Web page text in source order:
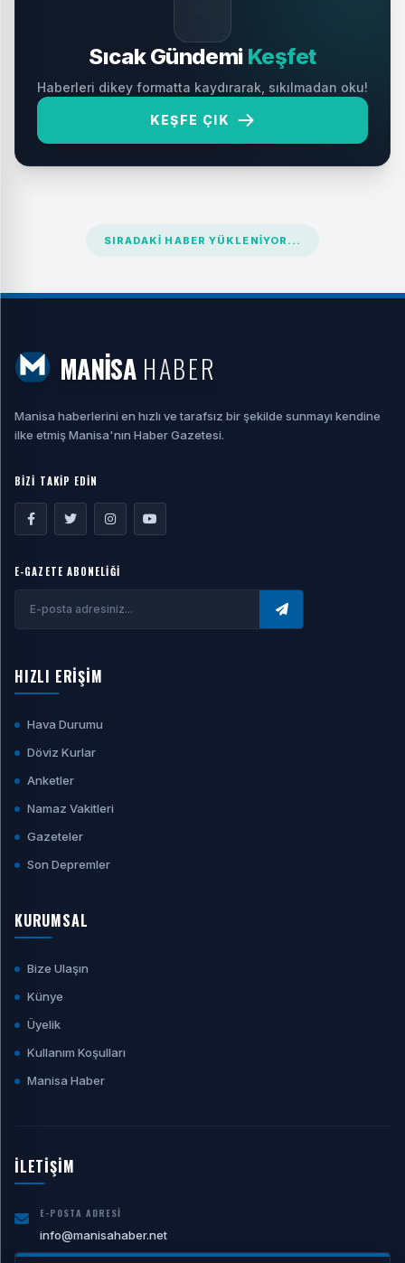
Sıcak Gündemi Keşfet
Haberleri dikey formatta kaydırarak, sıkılmadan oku!
KEŞFE ÇIK
SIRADAKI HABER YÜKLENIYOR...
MANİSA HABER
Manisa haberlerini en hızlı ve tarafsız bir şekilde sunmayı kendine
ilke etmiş Manisa'nın Haber Gazetesi.
BİZİ TAKİP EDİN
E-GAZETE ABONELİĞİ
HIZLI ERİŞİM
Hava Durumu
Döviz Kurlar
Anketler
Namaz Vakitleri
Gazeteler
Son Depremler
KURUMSAL
Bize Ulaşın
Künye
Üyelik
Kullanım Koşulları
Manisa Haber
İLETİŞİM
E-POSTA ADRESI
info@manisahaber.net